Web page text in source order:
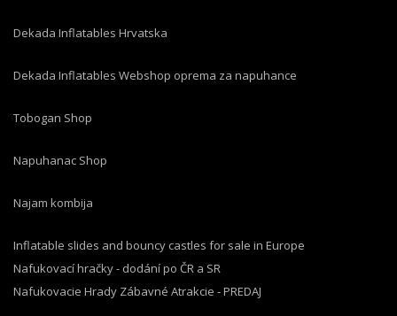
Dekada Inflatables Hrvatska
Dekada Inflatables Webshop oprema za napuhance
Tobogan Shop
Napuhanac Shop
Najam kombija
Inflatable slides and bouncy castles for sale in Europe
Nafukovací hračky - dodání po ČR a SR
Nafukovacie Hrady Zábavné Atrakcie - PREDAJ